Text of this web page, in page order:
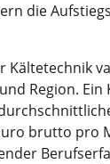
die
Kältetechnik
Region. Ein
brutto pro